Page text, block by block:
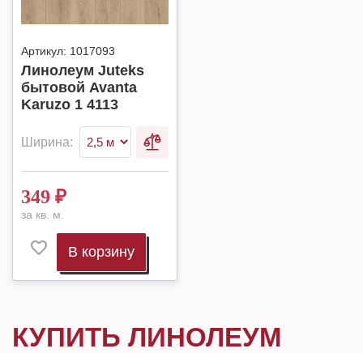
Артикул: 1017093
Линолеум Juteks
бытовой Avanta
Karuzo 1 4113
Ширина:
349 ₽
за кв. м.
В корзину
КУПИТЬ ЛИНОЛЕУМ